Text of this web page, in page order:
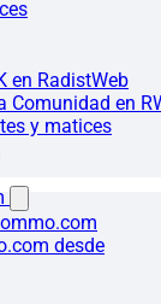
en RadistWeb
Comunidad en
y matices
desde